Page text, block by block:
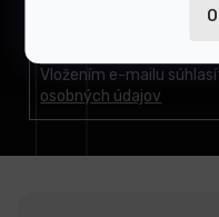
Vložením e-mailu
osobných údajov